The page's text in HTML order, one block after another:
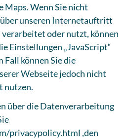
Maps. Wenn Sie nicht
über unseren Internetauftritt
oder nutzt, können
Einstellungen „JavaScript“
Fall können Sie die
Webseite jedoch nicht
nutzen.
über die Datenverarbeitung
privacypolicy.html ,den